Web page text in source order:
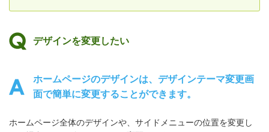
デザインを変更したい
ホームページのデザインは、デザインテーマ変更画
面で簡単に変更することができます。
ホームページ全体のデザインや、サイドメニューの位置を変更し